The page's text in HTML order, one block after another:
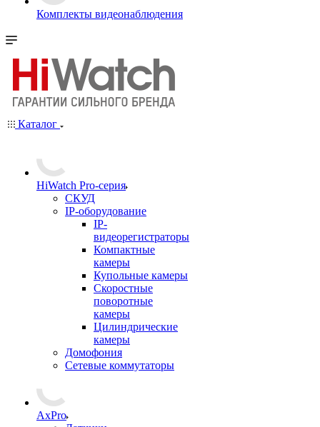
Комплекты видеонаблюдения
Каталог
HiWatch Pro-серия
CКУД
IP-оборудование
IP-
видеорегистраторы
Компактные
камеры
Купольные камеры
Скоростные
поворотные
камеры
Цилиндрические
камеры
Домофония
Сетевые коммутаторы
AxPro